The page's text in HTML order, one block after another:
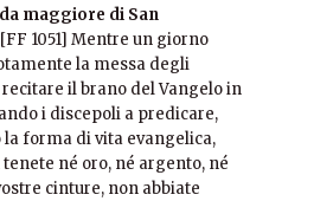
maggiore di San
[FF 1051] Mentre un giorno
la messa degli
il brano del Vangelo in
i discepoli a predicare,
la forma di vita evangelica,
tenete né oro, né argento, né
cinture, non abbiate